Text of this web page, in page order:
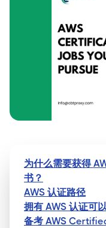
为什么需要获得
书？
AWS 认证路径
拥有 AWS 认证可
备考 AWS